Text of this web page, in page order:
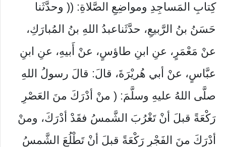
كِتابِ المَساجِدِ ومواضِعِ الصَّلاةِ: (( وحدَّثَنا
حَسَنُ بنُ الرَّبيعِ، حدَّثَناعبدُ اللهِ بنُ المُبارَكِ،
عنْ مَعْمَرٍ، عنِ ابنِ طاؤسٍ، عنْ أَبيهِ، عنِ ابنِ
عبَّاسٍ، عنْ أبي هُريْرَةَ، قالَ: قالَ رسولُ اللهِ
صلَّى اللهُ عليهِ وسلَّمَ: ( منْ أدْرَكَ منَ العَصْرِ
رَكْعَةً قبلَ أنْ تَغْرُبَ الشَّمسُ فقَدْ أدْرَكَ، ومنْ
أدْرَكَ منَ الفَجْرِ رَكْعَةً قبلَ أنْ تَطْلُعَ الشَّمسُ